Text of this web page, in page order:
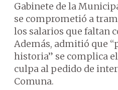
Gabinete de la
se comprometió a
los salarios que faltan
Además, admitió que
historia” se complica
culpa al pedido de
Comuna.